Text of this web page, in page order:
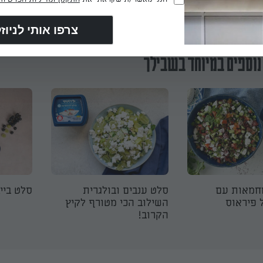
במיוחד בשבילך
עם
פיראוס
סלט ענבים ובולגרית
השילוב הכי מטורף לקיץ
הקרוב!
סלט